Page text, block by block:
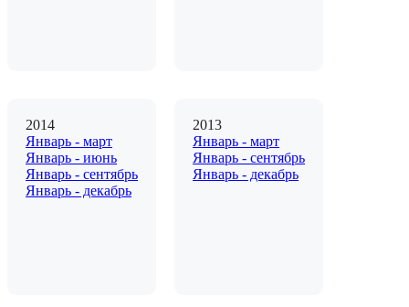
2014
Январь - март
Январь - июнь
Январь - сентябрь
Январь - декабрь
2013
Январь - март
Январь - сентябрь
Январь - декабрь